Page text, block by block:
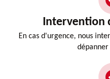
Intervention
En cas d'urgence, nous
dépanner